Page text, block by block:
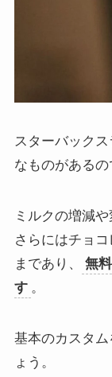
スターバック
なものがあるの
ミルクの増減
さらにはチョ
まであり、
無
す 。
基本のカスタ
ょう。